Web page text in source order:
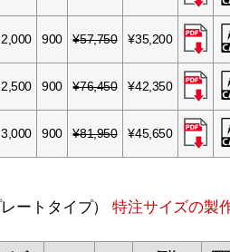
2,000 900 ¥57,750 ¥35,200
2,500 900 ¥76,450 ¥42,350
3,000 900 ¥81,950 ¥45,650
ートタイプ）特注サイズの製